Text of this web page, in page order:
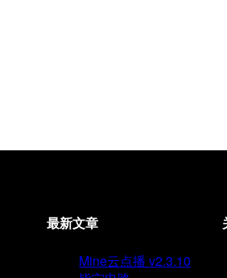
最新文章
Mine云点播 v2.3.10